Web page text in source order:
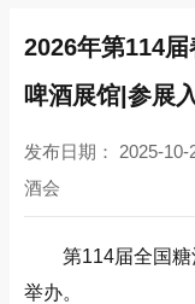
2026年第114
啤酒展馆|参展
发布日期： 2025-10-
酒会
第114届全国
举办。